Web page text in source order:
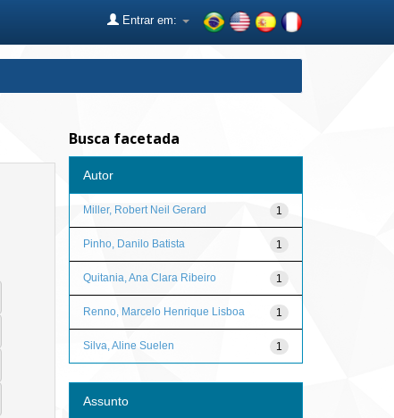
Entrar em:
Busca facetada
Autor
1
Miller, Robert Neil Gerard
1
Pinho, Danilo Batista
1
Quitania, Ana Clara Ribeiro
1
Renno, Marcelo Henrique Lisboa
1
Silva, Aline Suelen
Assunto